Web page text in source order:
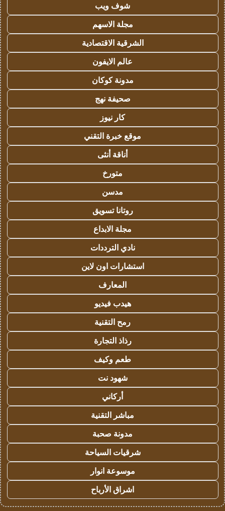
شوف ويب
مجلة الاسهم
الشرقية الاقتصادية
عالم الايفون
مدونة كوكان
صحيفة نهج
كار نيوز
موقع خبرة التقني
أناقة أنثى
متورخ
مدسن
روتانا تسويق
مجلة الابداع
نادي الترددات
استشارات اون لاين
المعارف
هيدب فيديو
رمح التقنية
رذاذ التجارة
طعم وكيف
شهود نت
أركاني
مباشر التقنية
مدونة صحبة
شرقيات السياحة
موسوعة انوار
اشراق الأرباح